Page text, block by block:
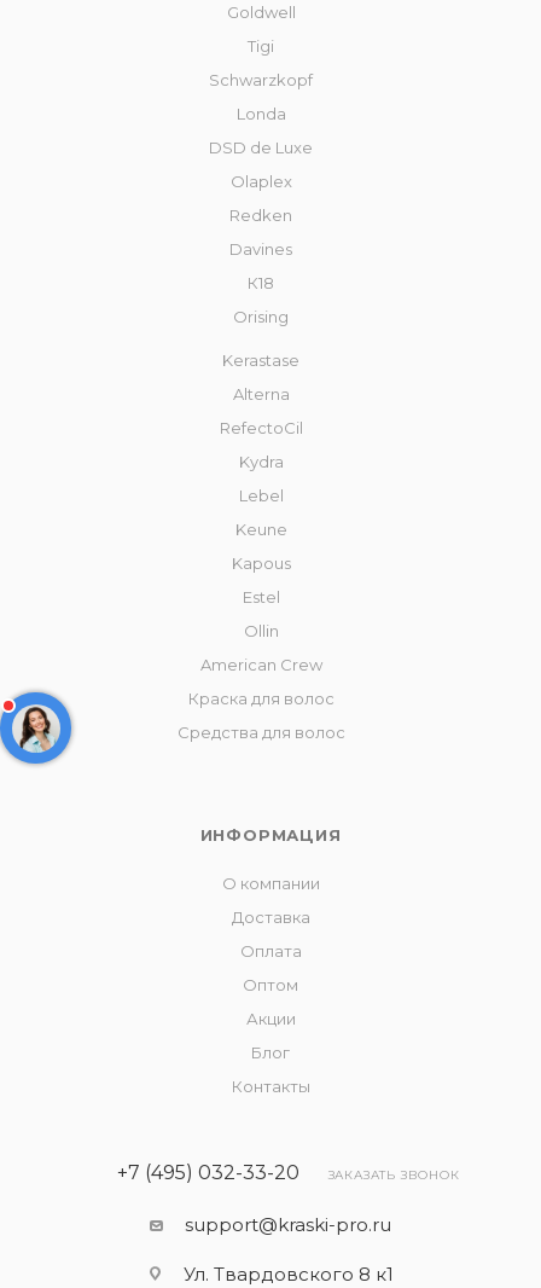
Goldwell
Tigi
Schwarzkopf
Londa
DSD de Luxe
Olaplex
Redken
Davines
К18
Orising
Kerastase
Alterna
RefectoCil
Kydra
Lebel
Keune
Kapous
Estel
Ollin
American Crew
Краска для волос
Средства для волос
ИНФОРМАЦИЯ
О компании
Доставка
Оплата
Оптом
Акции
Блог
Контакты
+7 (495) 032-33-20 ЗАКАЗАТЬ ЗВОНОК
support@kraski-pro.ru
Ул. Твардовского 8 к1